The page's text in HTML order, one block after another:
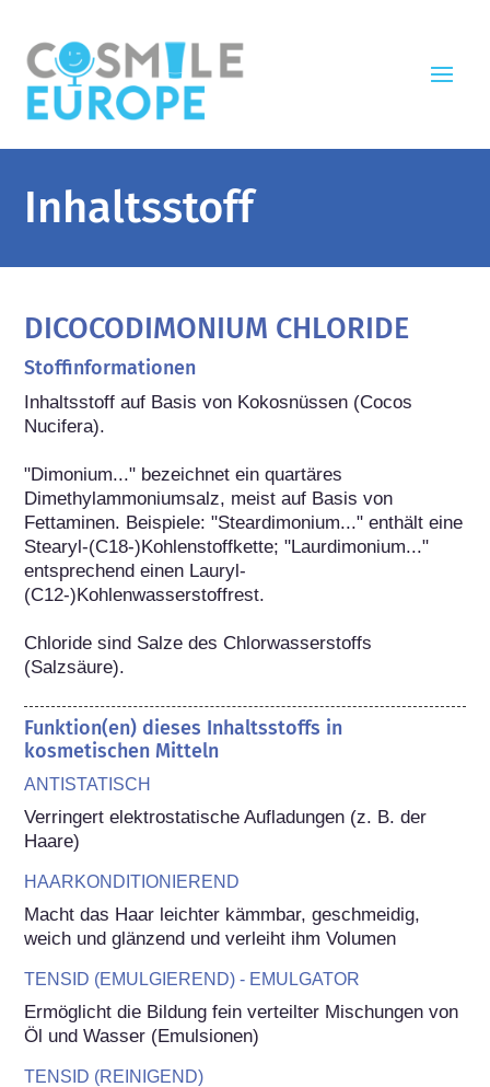
Inhaltsstoff
DICOCODIMONIUM CHLORIDE
Stoffinformationen
Inhaltsstoff auf Basis von Kokosnüssen (Cocos
Nucifera).
"Dimonium..." bezeichnet ein quartäres
Dimethylammoniumsalz, meist auf Basis von
Fettaminen. Beispiele: "Steardimonium..." enthält eine
Stearyl-(C18-)Kohlenstoffkette; "Laurdimonium..."
entsprechend einen Lauryl-
(C12-)Kohlenwasserstoffrest.
Chloride sind Salze des Chlorwasserstoffs
(Salzsäure).
Funktion(en) dieses Inhaltsstoffs in
kosmetischen Mitteln
ANTISTATISCH
Verringert elektrostatische Aufladungen (z. B. der
Haare)
HAARKONDITIONIEREND
Macht das Haar leichter kämmbar, geschmeidig,
weich und glänzend und verleiht ihm Volumen
TENSID (EMULGIEREND) - EMULGATOR
Ermöglicht die Bildung fein verteilter Mischungen von
Öl und Wasser (Emulsionen)
TENSID (REINIGEND)